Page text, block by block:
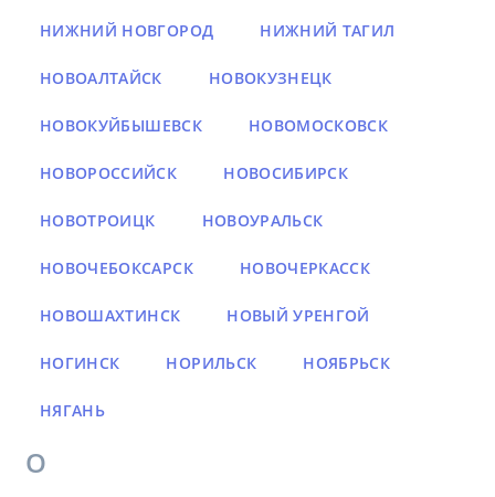
НИЖНИЙ НОВГОРОД НИЖНИЙ ТАГИЛ
НОВОАЛТАЙСК НОВОКУЗНЕЦК
НОВОКУЙБЫШЕВСК НОВОМОСКОВСК
НОВОРОССИЙСК НОВОСИБИРСК
НОВОТРОИЦК НОВОУРАЛЬСК
НОВОЧЕБОКСАРСК НОВОЧЕРКАССК
НОВОШАХТИНСК НОВЫЙ УРЕНГОЙ
НОГИНСК НОРИЛЬСК НОЯБРЬСК
НЯГАНЬ
О